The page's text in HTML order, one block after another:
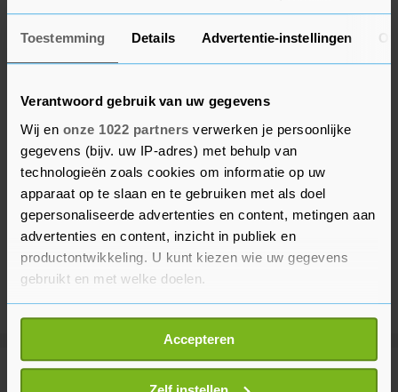
Toestemming Details Advertentie-instellingen
Verantwoord gebruik van uw gegevens
Wij en onze 1022 partners verwerken je persoonlijke
gegevens (bijv. uw IP-adres) met behulp van
technologieën zoals cookies om informatie op uw
apparaat op te slaan en te gebruiken met als doel
gepersonaliseerde advertenties en content, metingen aan
advertenties en content, inzicht in publiek en
productontwikkeling. U kunt kiezen wie uw gegevens
gebruikt en met welke doelen.
Als u het toestaat, willen we ook graag:
Informatie verzamelen over uw geografische
locatie, die tot een paar meter nauwkeurig kan zijn
Uw apparaat identificeren door het actief te
Accepteren
Meer uit Financieel